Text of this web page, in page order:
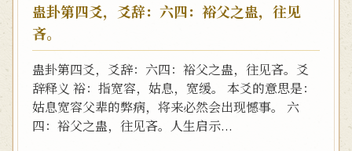
蛊卦第四爻，爻辞：六四：裕父之蛊，往见
吝。
蛊卦第四爻，爻辞：六四：裕父之蛊，往见吝。爻
辞释义 裕：指宽容，姑息，宽缓。 本爻的意思是：
姑息宽容父辈的弊病，将来必然会出现憾事。 六
四：裕父之蛊，往见吝。人生启示...